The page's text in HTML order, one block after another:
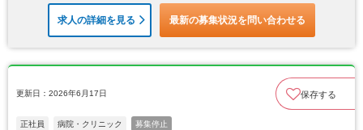
求人の詳細を見る 最新の募集状況を問い合わせる
更新日：2026年6月17日 保存する
正社員 病院・クリニック 募集停止